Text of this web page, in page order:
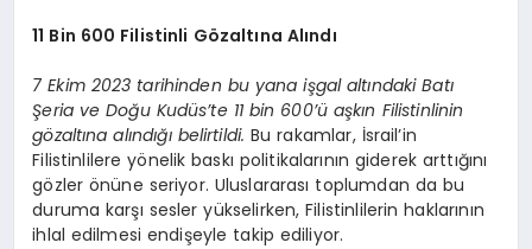
11 Bin 600 Filistinli Gözaltına Alındı
7 Ekim 2023 tarihinden bu yana işgal altındaki Batı
Şeria ve Doğu Kudüs’te 11 bin 600’ü aşkın Filistinlinin
gözaltına alındığı belirtildi. Bu rakamlar, İsrail’in
Filistinlilere yönelik baskı politikalarının giderek arttığını
gözler önüne seriyor. Uluslararası toplumdan da bu
duruma karşı sesler yükselirken, Filistinlilerin haklarının
ihlal edilmesi endişeyle takip ediliyor.